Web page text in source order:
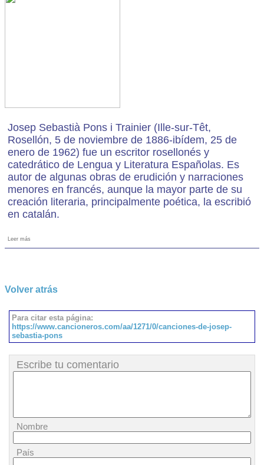
Josep Sebastià Pons i Trainier (Ille-sur-Têt,
Rosellón, 5 de noviembre de 1886-ibídem, 25 de
enero de 1962) fue un escritor rosellonés y
catedrático de Lengua y Literatura Españolas. Es
autor de algunas obras de erudición y narraciones
menores en francés, aunque la mayor parte de su
creación literaria, principalmente poética, la escribió
en catalán.
Leer más
Volver atrás
Para citar esta página:
https://www.cancioneros.com/aa/1271/0/canciones-de-josep-
sebastia-pons
Escribe tu comentario
Nombre
País